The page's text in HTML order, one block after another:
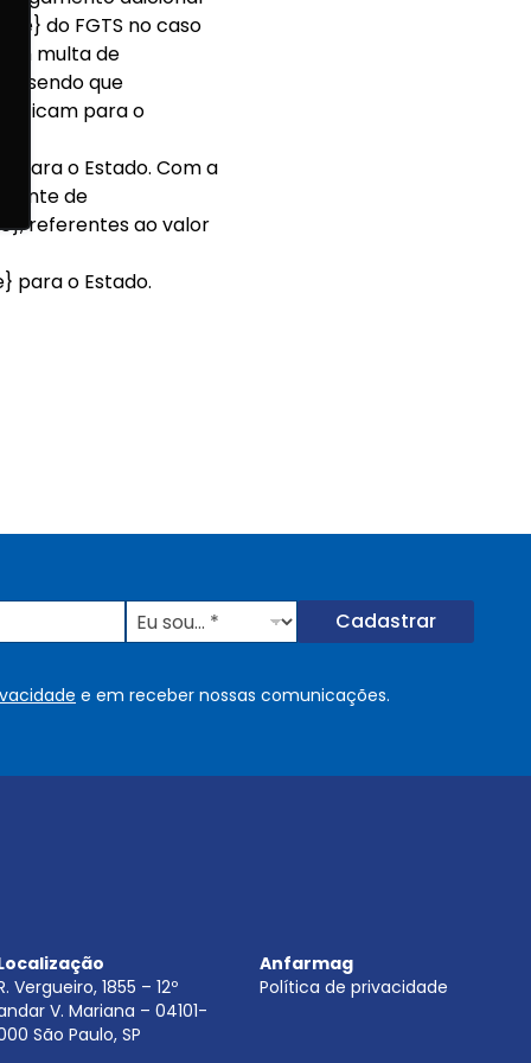
do FGTS no caso
multa de
sendo que
ficam para o
para o Estado. Com a
de
referentes ao valor
para o Estado.
E
u
u
Cadastrar
e em receber nossas comunicações.
Vergueiro, 1855 – 12º
V. Mariana – 04101-
São Paulo, SP
Anfarmag
Política de privacidade